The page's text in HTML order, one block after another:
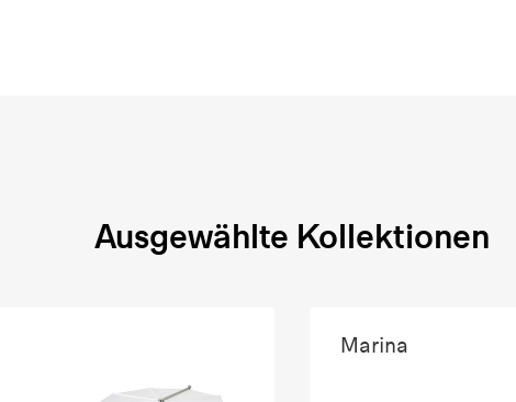
Ausgewählte Kollektionen
Marina